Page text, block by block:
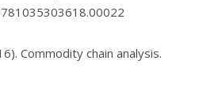
Commodity chain analysis.